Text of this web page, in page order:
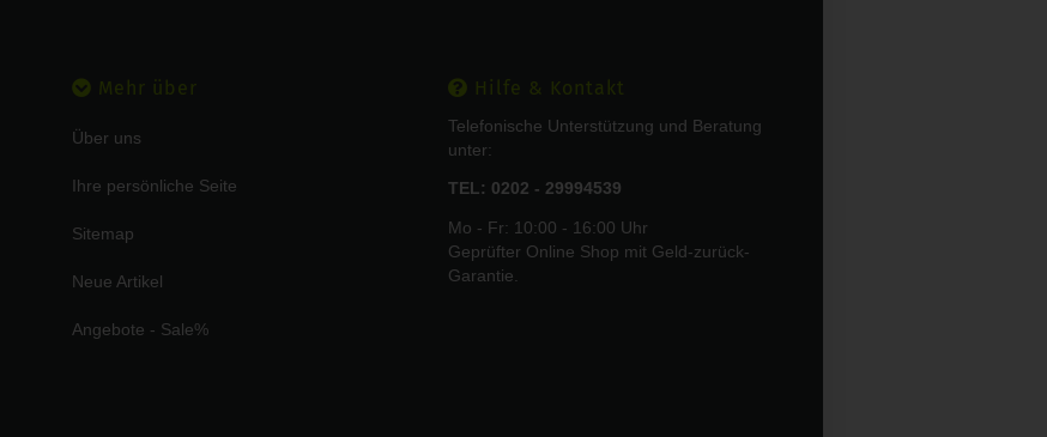
Mehr über
Über uns
Ihre persönliche Seite
Sitemap
Neue Artikel
Angebote - Sale%
Hilfe & Kontakt
Telefonische Unterstützung und Beratung
unter:
TEL: 0202 - 29994539
Mo - Fr: 10:00 - 16:00 Uhr
Geprüfter Online Shop mit Geld-zurück-
Garantie.